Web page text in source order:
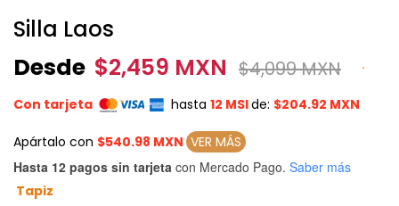
Silla Laos
Desde $2,459 MXN $4,099 MXN
Con tarjeta hasta 12 MSIde: $204.92 MXN
Apártalo con $540.98 MXN VER MÁS
Hasta 12 pagos sin tarjeta con Mercado Pago. Saber más
Tapiz